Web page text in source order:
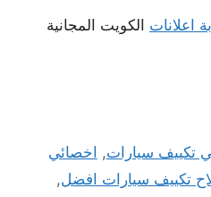
اعلانات الكويت المجانية
تكييف سيارات, اخصائي
تكييف سيارات افضل,